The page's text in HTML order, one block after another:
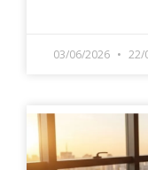
03/06/2026 22/